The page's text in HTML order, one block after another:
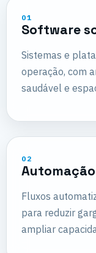
01
Software
Sistemas e
operação, com
saudável e
02
Fluxos
para reduzir
ampliar